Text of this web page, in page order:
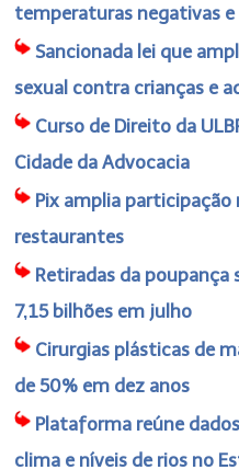
temperaturas negativas e
Sancionada lei que
sexual contra crianças e
Curso de Direito da
Cidade da Advocacia
Pix amplia
restaurantes
Retiradas da poupança
7,15 bilhões em julho
Cirurgias plásticas de
de 50% em dez anos
Plataforma reúne
clima e níveis de rios no